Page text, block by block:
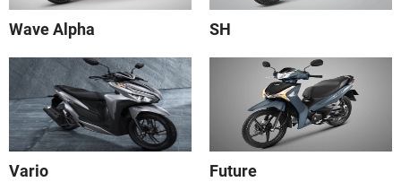
Wave Alpha SH
Vario Future